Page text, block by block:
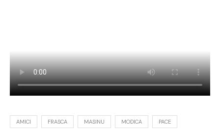
AMICI FRASCA MASINU MODICA PACE